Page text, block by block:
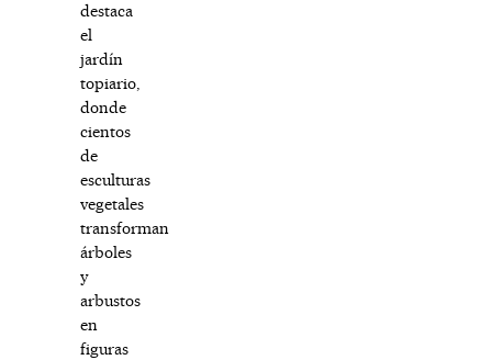
destaca
el
jardín
topiario,
donde
cientos
de
esculturas
vegetales
transforman
árboles
y
arbustos
en
figuras